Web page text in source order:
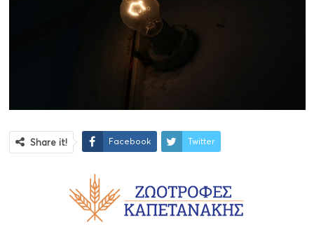
Share it! Facebook Twitter